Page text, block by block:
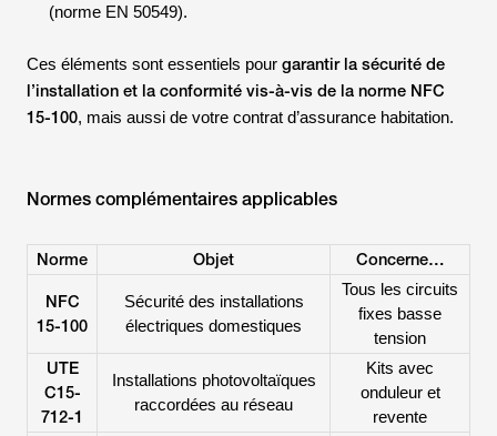
(norme EN 50549).
Ces éléments sont essentiels pour garantir la sécurité de
l’installation et la conformité vis-à-vis de la norme NFC
15-100, mais aussi de votre contrat d’assurance habitation.
Normes complémentaires applicables
Norme Objet Concerne…
NFC
15-100
Sécurité des installations
électriques domestiques
Tous les circuits
fixes basse
tension
UTE
C15-
712-1
Installations photovoltaïques
raccordées au réseau
Kits avec
onduleur et
revente